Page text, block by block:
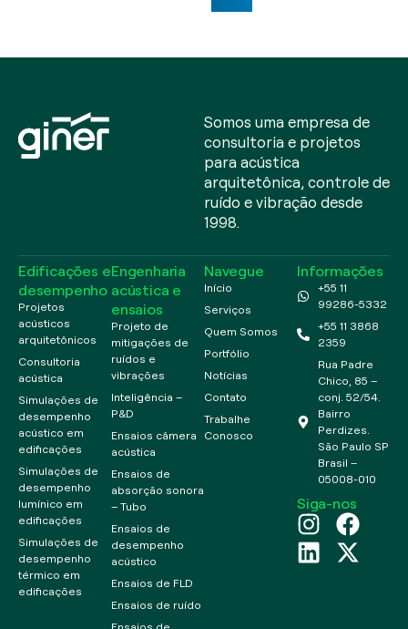
Somos uma empresa de
consultoria e projetos
para acústica
arquitetônica, controle de
ruído e vibração desde
1998.
Navegue
Início
Serviços
Quem Somos
Portfólio
Notícias
Contato
Trabalhe
Conosco
Edificações e
desempenho
Projetos
acústicos
arquitetônicos
Consultoria
acústica
Simulações de
desempenho
acústico em
edificações
Simulações de
desempenho
lumínico em
edificações
Simulações de
desempenho
térmico em
edificações
Engenharia
acústica e
ensaios
Projeto de
mitigações de
ruídos e
vibrações
Inteligência –
P&D
Ensaios câmera
acústica
Ensaios de
absorção sonora
– Tubo
Ensaios de
desempenho
acústico
Ensaios de FLD
Ensaios de ruído
Informações
+55 11
99286-5332
+55 11 3868
2359
Rua Padre
Chico, 85 –
conj. 52/54.
Bairro
Perdizes.
São Paulo SP
Brasil –
05008-010
Siga-nos